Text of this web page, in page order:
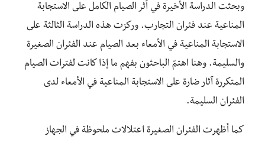
وبحثت الدراسة الأخيرة في أثر الصيام الكامل على الاستجابة
المناعية عند فئران التجارب. وركزت هذه الدراسة الثالثة على
الاستجابة المناعية في الأمعاء بعد الصيام عند الفئران الصغيرة
والسليمة. وهنا اهتمّ الباحثون بفهم ما إذا كانت لفترات الصيام
المتكررة آثار ضارة على الاستجابة المناعية في الأمعاء لدى
الفئران السليمة.
كما أظهرت الفئران الصغيرة اعتلالات ملحوظة في الجهاز